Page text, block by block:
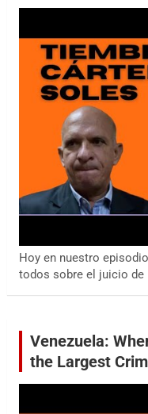
Hoy en nuestro
todos sobre el juicio de
Venezuela:
the Largest